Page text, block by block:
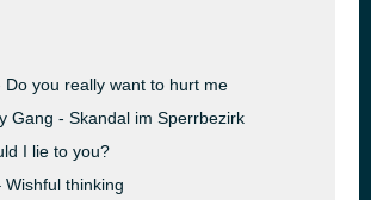
Do you really want to hurt me
Gang - Skandal im Sperrbezirk
I lie to you?
thinking